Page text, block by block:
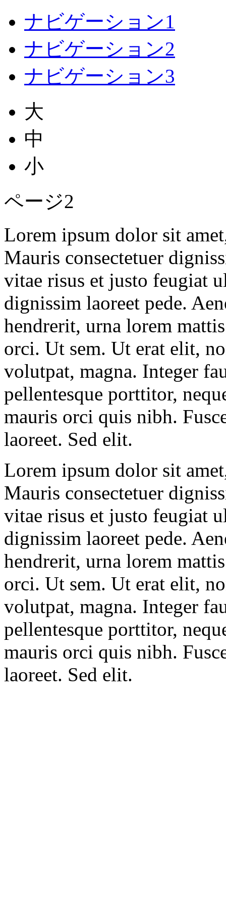
ナビゲーション1
ナビゲーション2
ナビゲーション3
大
中
小
ページ2
Lorem ipsum dolor sit
Mauris consectetuer
vitae risus et justo feugiat
dignissim laoreet pede.
hendrerit, urna lorem
orci. Ut sem. Ut erat elit,
volutpat, magna. Integer
pellentesque porttitor,
mauris orci quis nibh.
laoreet. Sed elit.
Lorem ipsum dolor sit
Mauris consectetuer
vitae risus et justo feugiat
dignissim laoreet pede.
hendrerit, urna lorem
orci. Ut sem. Ut erat elit,
volutpat, magna. Integer
pellentesque porttitor,
mauris orci quis nibh.
laoreet. Sed elit.